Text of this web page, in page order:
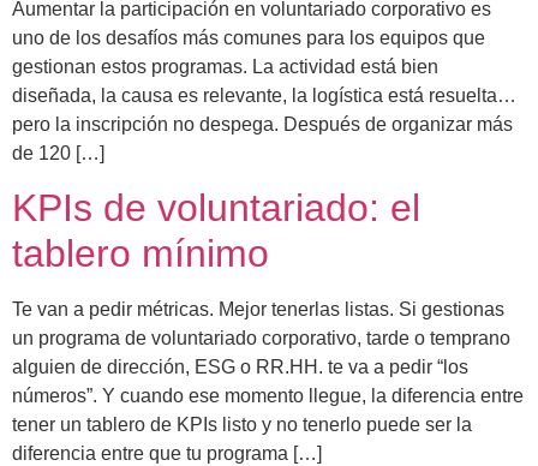
Aumentar la participación en voluntariado corporativo es
uno de los desafíos más comunes para los equipos que
gestionan estos programas. La actividad está bien
diseñada, la causa es relevante, la logística está resuelta…
pero la inscripción no despega. Después de organizar más
de 120 […]
KPIs de voluntariado: el
tablero mínimo
Te van a pedir métricas. Mejor tenerlas listas. Si gestionas
un programa de voluntariado corporativo, tarde o temprano
alguien de dirección, ESG o RR.HH. te va a pedir “los
números”. Y cuando ese momento llegue, la diferencia entre
tener un tablero de KPIs listo y no tenerlo puede ser la
diferencia entre que tu programa […]